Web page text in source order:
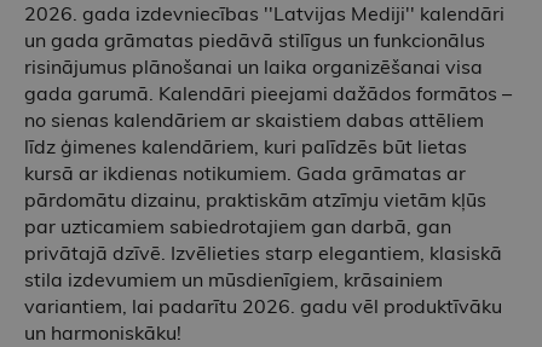
2026. gada izdevniecības ''Latvijas Mediji'' kalendāri
un gada grāmatas piedāvā stilīgus un funkcionālus
risinājumus plānošanai un laika organizēšanai visa
gada garumā. Kalendāri pieejami dažādos formātos –
no sienas kalendāriem ar skaistiem dabas attēliem
līdz ģimenes kalendāriem, kuri palīdzēs būt lietas
kursā ar ikdienas notikumiem. Gada grāmatas ar
pārdomātu dizainu, praktiskām atzīmju vietām kļūs
par uzticamiem sabiedrotajiem gan darbā, gan
privātajā dzīvē. Izvēlieties starp elegantiem, klasiskā
stila izdevumiem un mūsdienīgiem, krāsainiem
variantiem, lai padarītu 2026. gadu vēl produktīvāku
un harmoniskāku!